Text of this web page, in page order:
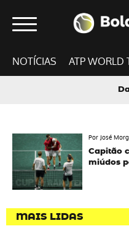
NOTÍCIAS ATP WORLD
Por José
Capitão
miúdos
MAIS LIDAS